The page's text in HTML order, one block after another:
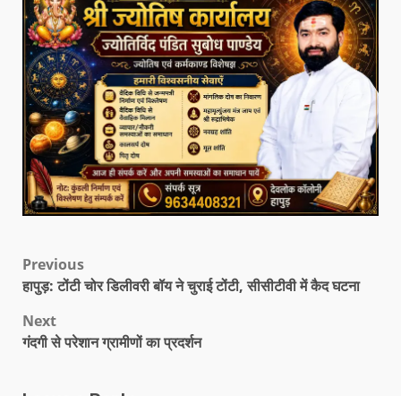
Previous
हापुड़: टोंटी चोर डिलीवरी बॉय ने चुराई टोंटी, सीसीटीवी में कैद घटना
Next
गंदगी से परेशान ग्रामीणों का प्रदर्शन